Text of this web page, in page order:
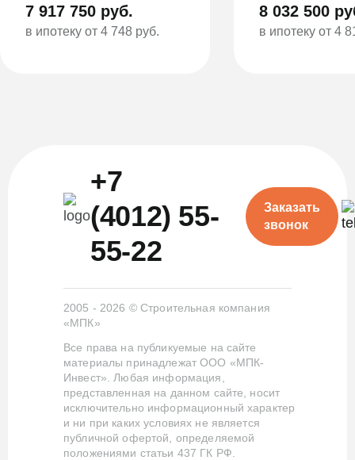
7 917 750 руб.
в ипотеку от 4 748 руб.
8 032 500
в ипотеку от 4
+7
(4012) 55-
55-22
Заказать
звонок
2005 - 2026 © Строительная компания
«МПК»
Все права на публикуемые на сайте
материалы принадлежат ООО «МПК-
Инвест». Любая информация,
представленная на данном сайте, носит
исключительно информационный характер
и ни при каких условиях не является
публичной офертой, определяемой
положениями статьи 437 ГК РФ.